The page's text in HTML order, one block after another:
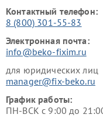
Контактный телефон:
8 (800) 301-55-83
Электронная почта:
info@beko-fixim.ru
для юридических лиц
manager@fix-beko.ru
График работы:
ПН-ВСК с 9:00 до